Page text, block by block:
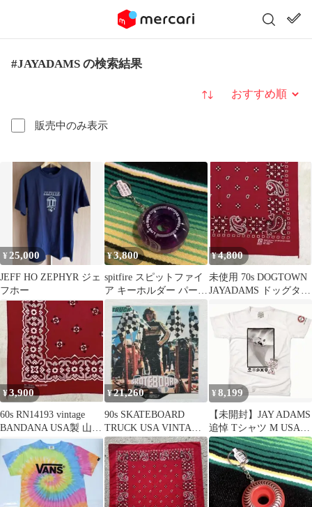
#JAYADAMS の検索結果
販売中のみ表示
並び替え
¥ 25,000
JEFF HO ZEPHYR ジェ
フホー
¥3,800
spitfire スピットファイ
ア キーホルダー パープ
ル 希少
¥4,800
未使用 70s DOGTOWN
JAYADAMS ドッグタウ
ン ジェイアダムス
¥3,900
60s RN14193 vintage
BANDANA USA製 山田
蓮
¥21,260
90s SKATEBOARD
TRUCK USA VINTAGE
Tシャツ
¥8,199
【未開封】JAY ADAMS
追悼 Tシャツ M USA製
OSIRIS